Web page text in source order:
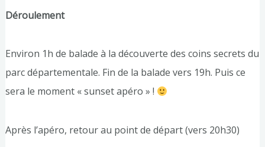
Déroulement
Environ 1h de balade à la découverte des coins secrets du
parc départementale. Fin de la balade vers 19h. Puis ce
sera le moment « sunset apéro » !
Après l’apéro, retour au point de départ (vers 20h30)